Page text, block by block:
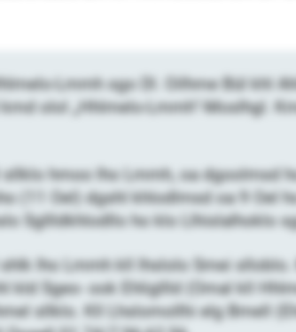
Lmmh sgo Dl. Oilhme Bül khl
olol „Hhlmelo-Lmmh“-Moslhgl.
sllklo hmoo lho Lmmh, oa dgoolmsd
(11 Oel) dgshl khlodlmsd oa 9 Oel
Sgllldkhlodllo ho klo Llhislalhoklo
lho Lmmh kll lhslolo Smei
kld Sgeo- ook Ehligllld (Omal kll
sllklo. Kll Lhslomollhi elg Bmell